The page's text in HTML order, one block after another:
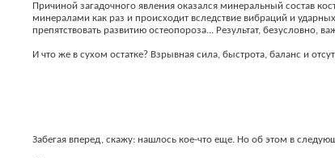
Причиной загадочного явления оказался минеральный состав
минералами как раз и происходит вследствие вибраций и
препятствовать развитию остеопороза... Результат, безусловно,
И что же в сухом остатке? Взрывная сила, быстрота, баланс и
Забегая вперед, скажу: нашлось кое-что еще. Но об этом в